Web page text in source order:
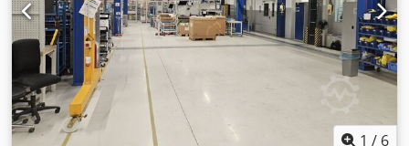
1 / 6